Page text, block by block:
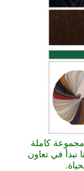
كاملة
في تعاون